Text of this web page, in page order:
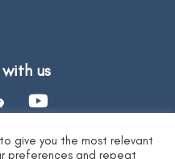
us
give you the most relevant
preferences and repeat